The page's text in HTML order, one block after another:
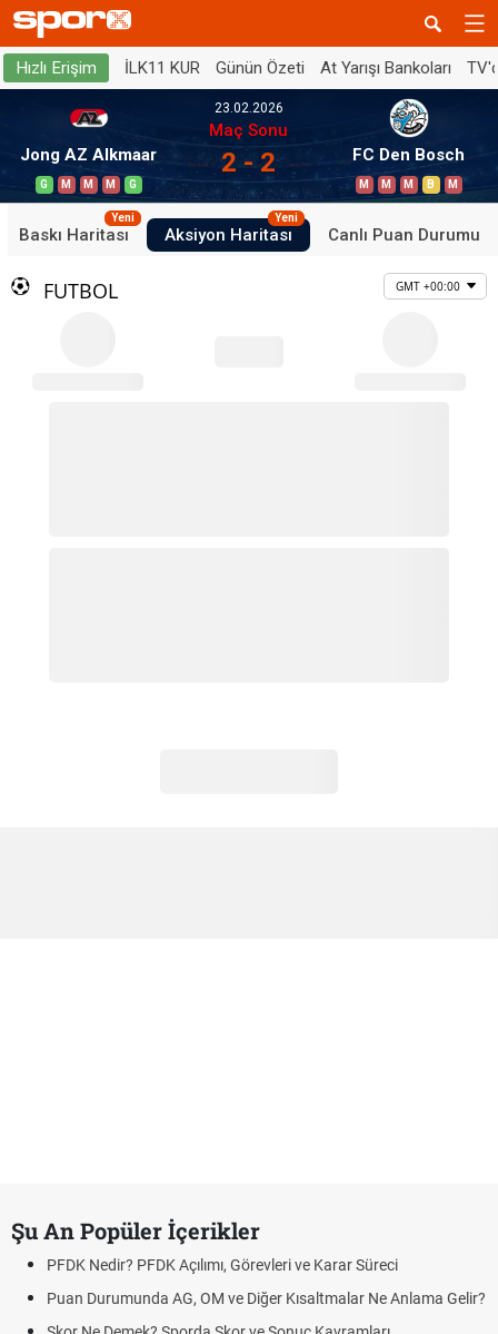
Hızlı Erişim İLK11 KUR Günün Özeti At Yarışı Bankoları
Jong AZ Alkmaar
G M M M G
23.02.2026
Maç Sonu
2 - 2 FC Den Bosch
M M M B M
Baskı Haritası
Yeni
Aksiyon Haritası
Yeni
Canlı Puan Durumu
FUTBOL GMT +00:00
Şu An Popüler İçerikler
PFDK Nedir? PFDK Açılımı, Görevleri ve Karar Süreci
Puan Durumunda AG, OM ve Diğer Kısaltmalar Ne Anlama Gelir?